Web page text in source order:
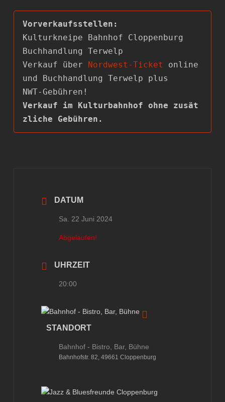
Kulturkneipe Bahnhof Cloppenburg
Buchhandlung Terwelp
Verkauf über Nordwest-Ticket
online
und Buchhandlung Terwelp plus
Verkauf im Kulturbahnhof ohne zusät
zliche Gebühren.
DATUM
Sa. 22 Juni 2024
Abgelaufen!
UHRZEIT
20:00
STANDORT
Bahnhof - Bistro, Bar, Bühne
Bahnhofstr. 82, 49661 Cloppenburg